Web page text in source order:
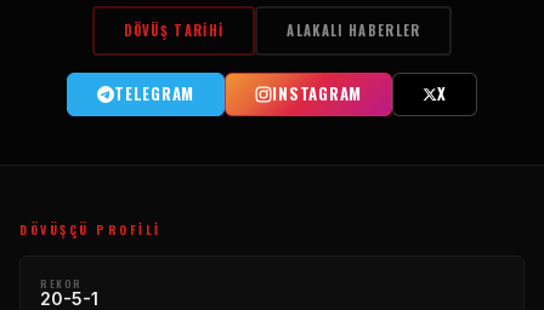
DÖVÜŞ TARIHI ALAKALI HABERLER
TELEGRAM INSTAGRAM X
DÖVÜŞÇÜ PROFILI
REKOR
20-5-1